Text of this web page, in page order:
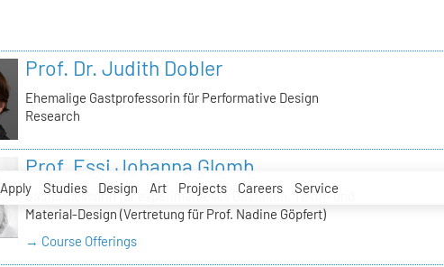
Apply Studies Design Art Projects Careers Service
Prof. Dr. Judith Dobler
Ehemalige Gastprofessorin für Performative Design
Research
Prof. Essi Johanna Glomb
Gastprofessorin für experimentelles Gestalten, Textil- und
Material-Design (Vertretung für Prof. Nadine Göpfert)
→ Course Offerings